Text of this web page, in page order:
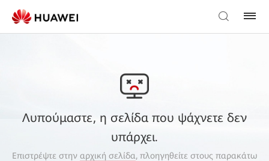
Λυπούμαστε, η σελίδα που ψάχνετε δεν
υπάρχει.
Επιστρέψτε στην αρχική σελίδα, πλοηγηθείτε στους παρακάτω